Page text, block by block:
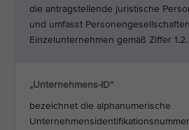
die antragstellende juristische
und umfasst
Einzelunternehmen gemäß Ziffer 1.2.
„Unternehmens-ID“
bezeichnet die alphanumerische